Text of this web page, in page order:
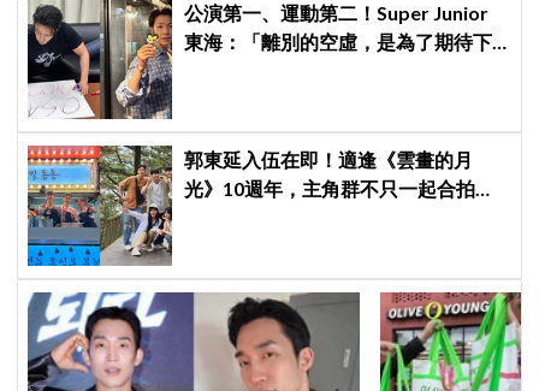
公演第一、運動第二！Super Junior
東海：「離別的空虛，是為了期待下
郭東延入伍在即！適逢《雲畫的月
光》10週年，主角群不只一起合拍畫